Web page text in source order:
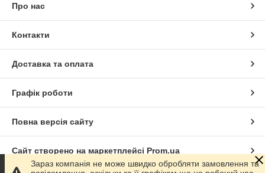
Про нас
Контакти
Доставка та оплата
Графік роботи
Повна версія сайту
Сайт створено на маркетплейсі Prom.ua
Зараз компанія не може швидко обробляти замовлення та